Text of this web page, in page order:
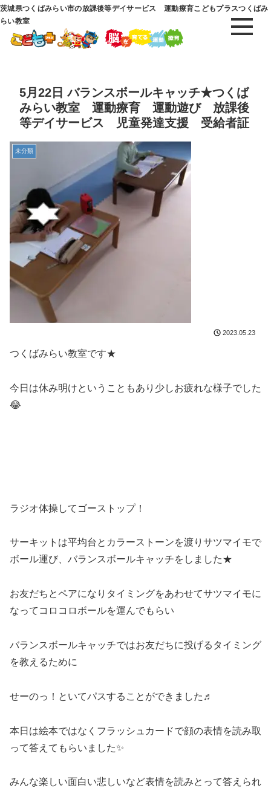
茨城県つくばみらい市の放課後等デイサービス 運動療育こどもプラスつくばみ
らい教室
5月22日 バランスボールキャッチ★つくば
みらい教室 運動療育 運動遊び 放課後
等デイサービス 児童発達支援 受給者証
未分類
2023.05.23
つくばみらい教室です★
今日は休み明けということもあり少しお疲れな様子でした
😂
ラジオ体操してゴーストップ！
サーキットは平均台とカラーストーンを渡りサツマイモで
ボール運び、バランスボールキャッチをしました★
お友だちとペアになりタイミングをあわせてサツマイモに
なってコロコロボールを運んでもらい
バランスボールキャッチではお友だちに投げるタイミング
を教えるために
せーのっ！といてパスすることができました♬
本日は絵本ではなくフラッシュカードで顔の表情を読み取
って答えてもらいました✨
みんな楽しい面白い悲しいなど表情を読みとって答えられ